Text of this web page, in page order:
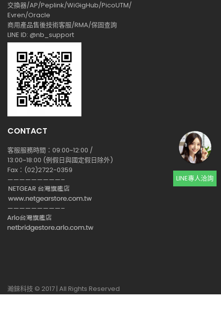
交換器/AP/Peplink/WiGigHub/PicoUTM/
Evren/Oracle
商用產品售後技術客服/RMA/保固查詢
LINE ID: @nb_support
CONTACT
客服服務時間：09:00~12:00 /
13:00~18:00 (例假日與國定假日除外)
Fax：(02)2722-0359
—————————–
—————————–
LINE專人洽詢
瀚錸科技 © 2017 | All Rights Reserved